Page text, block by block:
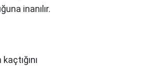
inanılır.